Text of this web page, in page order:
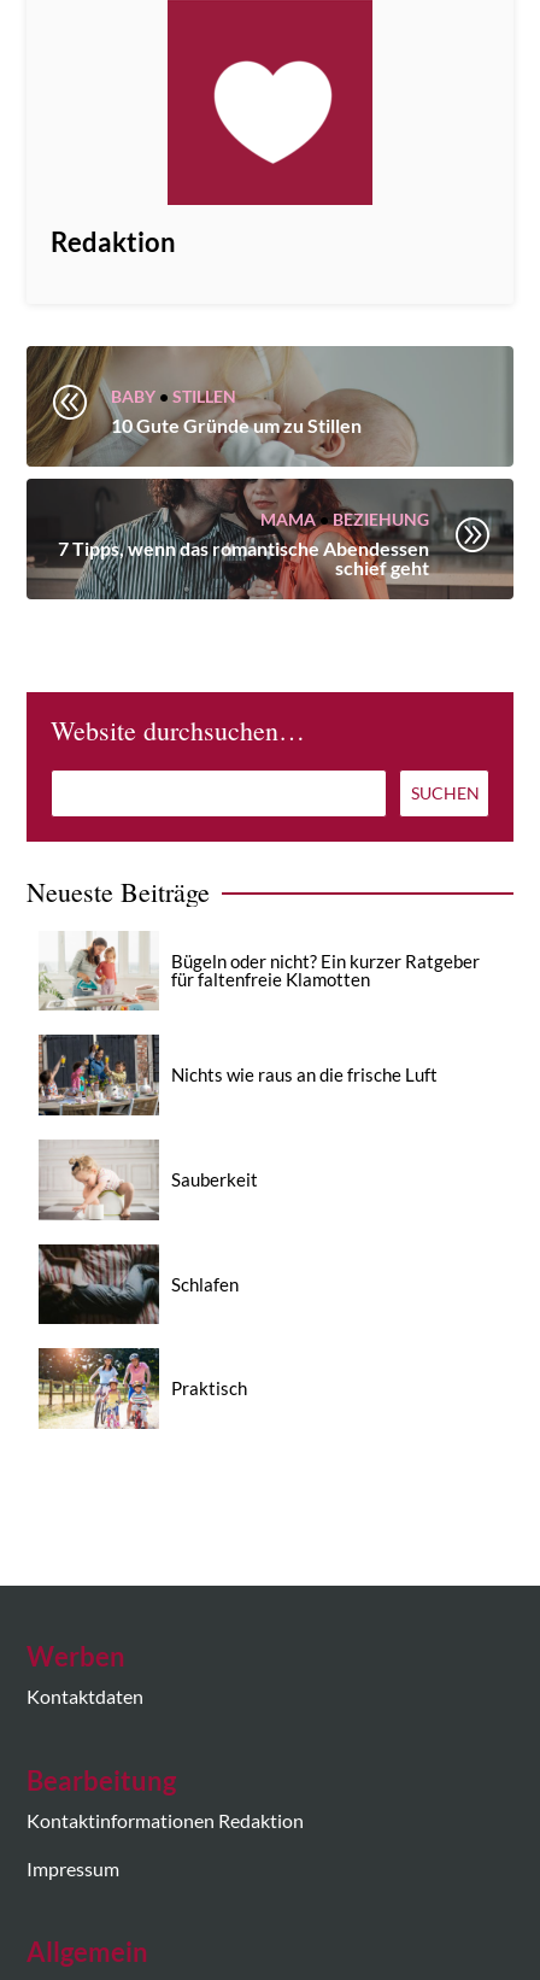
Redaktion
@ BABY •STILLEN
10 Gute Gründe um zu Stillen
MAMA•BEZIEHUNG
7 Tipps, wenn das romantische Abendessen
schief geht
A
Website durchsuchen…
Neueste Beiträge
Bügeln oder nicht? Ein kurzer Ratgeber
für faltenfreie Klamotten
Nichts wie raus an die frische Luft
Sauberkeit
Schlafen
Praktisch
Werben
Kontaktdaten
Bearbeitung
Kontaktinformationen Redaktion
Impressum
Allgemein